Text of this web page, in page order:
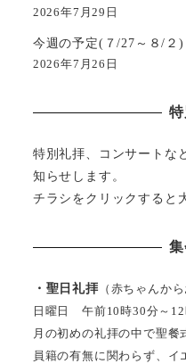
2026年7月29日
今週の予定(７/27～８/２)
2026年7月26日
特別礼拝、コンサートな
知らせします。
チラシをクリックすると
・聖日礼拝 （赤ちゃんか
日曜日 午前10時30分～12
月の初めの礼拝の中で聖
員籍の有無に関わらず、